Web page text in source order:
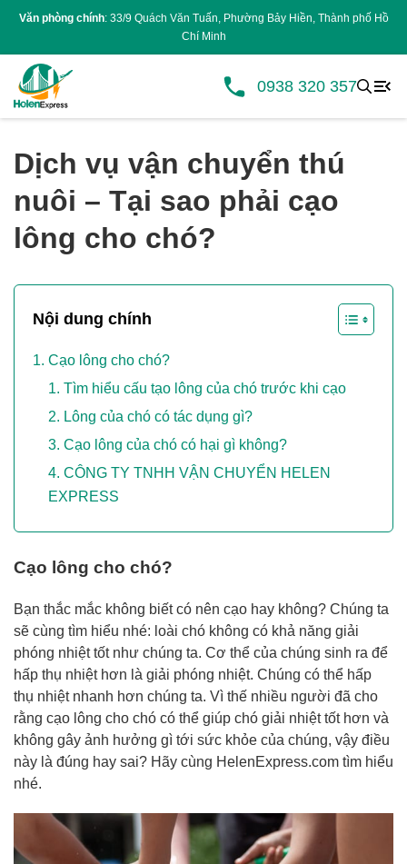
Văn phòng chính: 33/9 Quách Văn Tuấn, Phường Bảy Hiền, Thành phố Hồ
Chí Minh
0938 320 357
Dịch vụ vận chuyển thú
nuôi – Tại sao phải cạo
lông cho chó?
Nội dung chính
Cạo lông cho chó?
Tìm hiểu cấu tạo lông của chó trước khi cạo
Lông của chó có tác dụng gì?
Cạo lông của chó có hại gì không?
CÔNG TY TNHH VẬN CHUYỂN HELEN
EXPRESS
Cạo lông cho chó?
Bạn thắc mắc không biết có nên cạo hay không? Chúng ta
sẽ cùng tìm hiểu nhé: loài chó không có khả năng giải
phóng nhiệt tốt như chúng ta. Cơ thể của chúng sinh ra để
hấp thụ nhiệt hơn là giải phóng nhiệt. Chúng có thể hấp
thụ nhiệt nhanh hơn chúng ta. Vì thế nhiều người đã cho
rằng cạo lông cho chó có thể giúp chó giải nhiệt tốt hơn và
không gây ảnh hưởng gì tới sức khỏe của chúng, vậy điều
này là đúng hay sai? Hãy cùng HelenExpress.com tìm hiểu
nhé.